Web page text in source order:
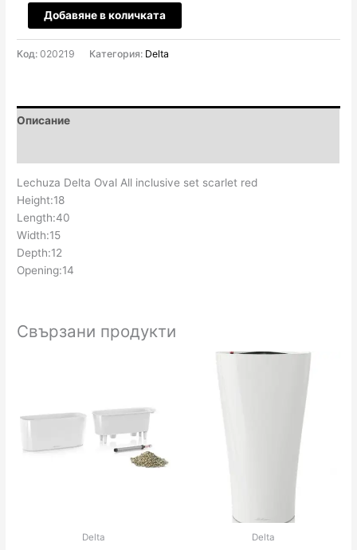
количество
за
Premium
H18
Добавяне в количката
Код:020219 Категория: Delta
Описание
Lechuza Delta Oval All inclusive set scarlet red
Height:18
Length:40
Width:15
Depth:12
Opening:14
Свързани продукти
Delta Delta